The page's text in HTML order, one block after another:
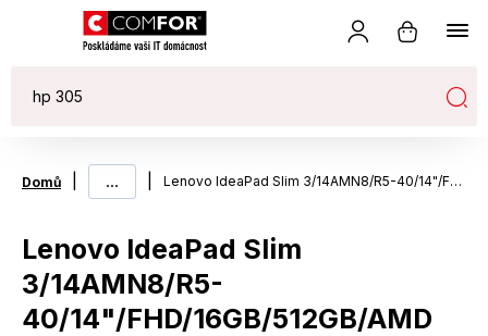
Domů ... Lenovo IdeaPad Slim 3/14AMN8/R5-40/14"/FHD/16GB/512GB/AMD int/W11H/Gray/2R
Lenovo IdeaPad Slim
3/14AMN8/R5-
40/14"/FHD/16GB/512GB/AMD